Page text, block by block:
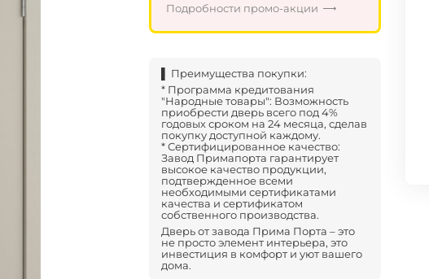
Подробности промо-акции
▌ Преимущества покупки:
* Программа кредитования
"Народные товары": Возможность
приобрести дверь всего под 4%
годовых сроком на 24 месяца, сделав
покупку доступной каждому.
* Сертифицированное качество:
Завод Примапорта гарантирует
высокое качество продукции,
подтвержденное всеми
необходимыми сертификатами
качества и сертификатом
собственного производства.
Дверь от завода Прима Порта – это
не просто элемент интерьера, это
инвестиция в комфорт и уют вашего
дома.